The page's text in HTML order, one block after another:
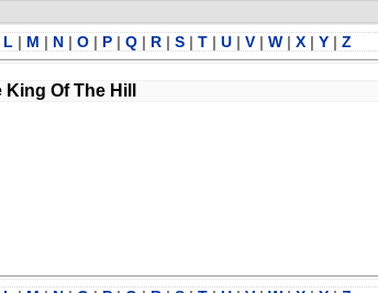
L | M | N | O | P | Q | R | S | T | U | V | W | X | Y | Z
Of The Hill